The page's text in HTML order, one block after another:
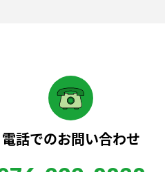
電話でのお問い合わせ